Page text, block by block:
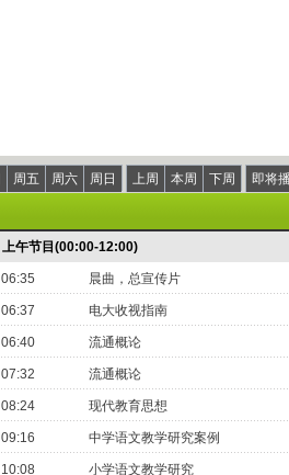
周五 周六 周日 上周 本周 下周
即将
上午节目(00:00-12:00)
06:35 晨曲，总宣传片
06:37 电大收视指南
06:40 流通概论
07:32 流通概论
08:24 现代教育思想
09:16 中学语文教学研究案例
10:08 小学语文教学研究